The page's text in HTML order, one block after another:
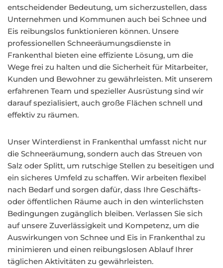
entscheidender Bedeutung, um sicherzustellen, dass
Unternehmen und Kommunen auch bei Schnee und
Eis reibungslos funktionieren können. Unsere
professionellen Schneeräumungsdienste in
Frankenthal bieten eine effiziente Lösung, um die
Wege frei zu halten und die Sicherheit für Mitarbeiter,
Kunden und Bewohner zu gewährleisten. Mit unserem
erfahrenen Team und spezieller Ausrüstung sind wir
darauf spezialisiert, auch große Flächen schnell und
effektiv zu räumen.
Unser Winterdienst in Frankenthal umfasst nicht nur
die Schneeräumung, sondern auch das Streuen von
Salz oder Splitt, um rutschige Stellen zu beseitigen und
ein sicheres Umfeld zu schaffen. Wir arbeiten flexibel
nach Bedarf und sorgen dafür, dass Ihre Geschäfts-
oder öffentlichen Räume auch in den winterlichsten
Bedingungen zugänglich bleiben. Verlassen Sie sich
auf unsere Zuverlässigkeit und Kompetenz, um die
Auswirkungen von Schnee und Eis in Frankenthal zu
minimieren und einen reibungslosen Ablauf Ihrer
täglichen Aktivitäten zu gewährleisten.